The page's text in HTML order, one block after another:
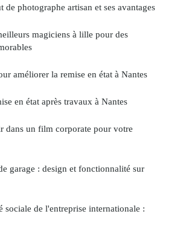
de photographe artisan et ses avantages
magiciens à lille pour des
améliorer la remise en état à Nantes
en état après travaux à Nantes
dans un film corporate pour votre
garage : design et fonctionnalité sur
sociale de l'entreprise internationale :